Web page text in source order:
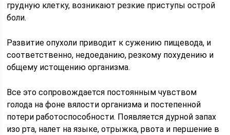
грудную клетку, возникают резкие приступы острой
боли.
Развитие опухоли приводит к сужению пищевода, и
соответственно, недоеданию, резкому похудению и
общему истощению организма.
Все это сопровождается постоянным чувством
голода на фоне вялости организма и постепенной
потери работоспособности. Появляется дурной запах
изо рта, налет на языке, отрыжка, рвота и першение в